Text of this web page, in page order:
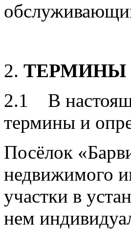
2. ТЕРМИНЫ
2.1 В
термины и
Посёлок
недвижимого
участки в
нем